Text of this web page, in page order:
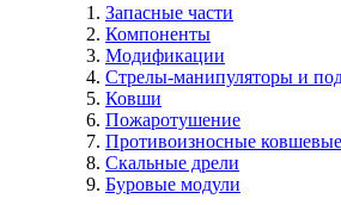
Запасные части
Компоненты
Модификации
Стрелы-манипуляторы и
Ковши
Пожаротушение
Противоизносные
Скальные дрели
Буровые модули